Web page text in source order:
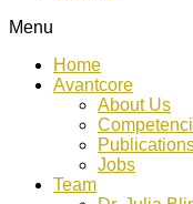
Menu
Home
Avantcore
About Us
Jobs
Team